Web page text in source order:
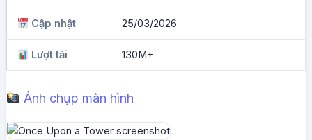
Cập nhật 25/03/2026
Lượt tải 130M+
Ảnh chụp màn hình